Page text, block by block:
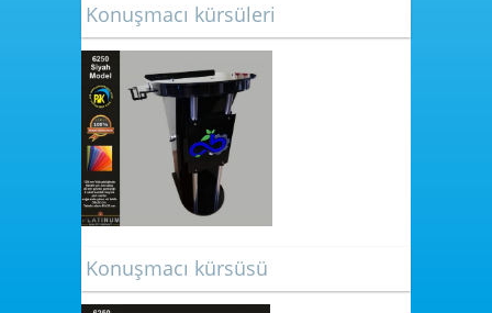
Konuşmacı kürsüleri
Konuşmacı kürsüsü